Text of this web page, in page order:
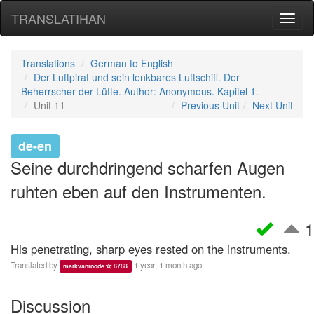
TRANSLATIHAN
Translations
German to English
Der Luftpirat und sein lenkbares Luftschiff. Der
Beherrscher der Lüfte. Author: Anonymous. Kapitel 1.
Unit 11
Next Unit
Previous Unit
de-en
Seine durchdringend scharfen Augen
ruhten eben auf den Instrumenten.
1
His penetrating, sharp eyes rested on the instruments.
Translated by markvanroode 8788 1 year, 1 month ago
Discussion